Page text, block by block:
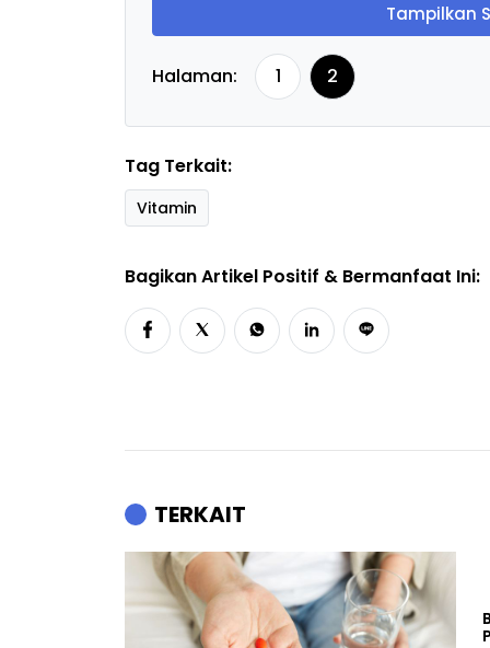
Tampilkan
Halaman: 1 2
Tag Terkait:
Vitamin
Bagikan Artikel Positif & Bermanfaat Ini:
TERKAIT